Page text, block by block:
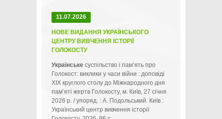
11.07.2026
НОВЕ ВИДАННЯ УКРАЇНСЬКОГО
ЦЕНТРУ ВИВЧЕННЯ ІСТОРІЇ
ГОЛОКОСТУ
Українське суспільство і пам’ять про
Голокост: виклики у часи війни : доповіді
ХІХ круглого столу до Міжнародного дня
пам’яті жертв Голокосту, м. Київ, 27 січня
2026 р. / упоряд. : А. Подольський. Київ :
Український центр вивчення історії